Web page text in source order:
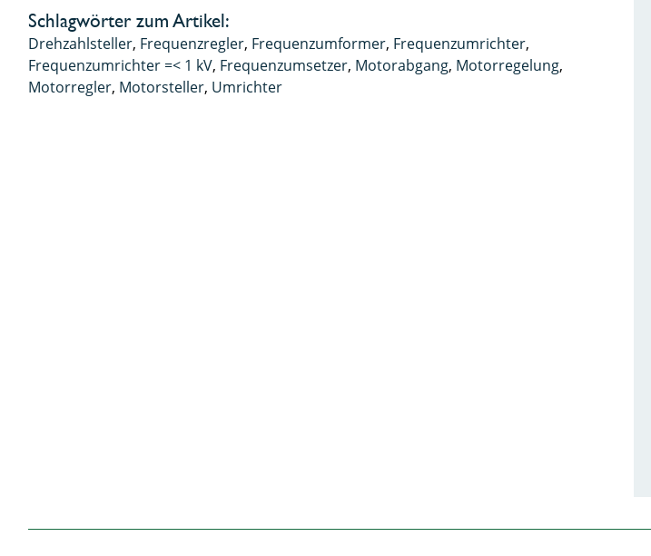
Schlagwörter zum Artikel:
Drehzahlsteller, Frequenzregler, Frequenzumformer, Frequenzumrichter,
Frequenzumrichter =< 1 kV, Frequenzumsetzer, Motorabgang, Motorregelung,
Motorregler, Motorsteller, Umrichter